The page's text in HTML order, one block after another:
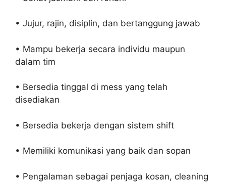
• Jujur, rajin, disiplin, dan bertanggung jawab
• Mampu bekerja secara individu maupun
dalam tim
• Bersedia tinggal di mess yang telah
disediakan
• Bersedia bekerja dengan sistem shift
• Memiliki komunikasi yang baik dan sopan
• Pengalaman sebagai penjaga kosan, cleaning